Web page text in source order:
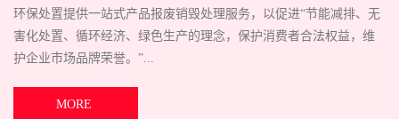
环保处置提供一站式产品报废销毁处理服务，以促进“节能减排、无
害化处置、循环经济、绿色生产的理念，保护消费者合法权益，维
护企业市场品牌荣誉。”...
MORE